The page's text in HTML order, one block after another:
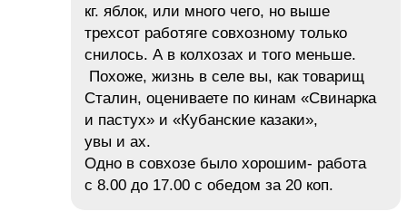
кг. яблок, или много чего, но выше
трехсот работяге совхозному только
снилось. А в колхозах и того меньше.
Похоже, жизнь в селе вы, как товарищ
Сталин, оцениваете по кинам «Свинарка
и пастух» и «Кубанские казаки»,
увы и ах.
Одно в совхозе было хорошим- работа
с 8.00 до 17.00 с обедом за 20 коп.